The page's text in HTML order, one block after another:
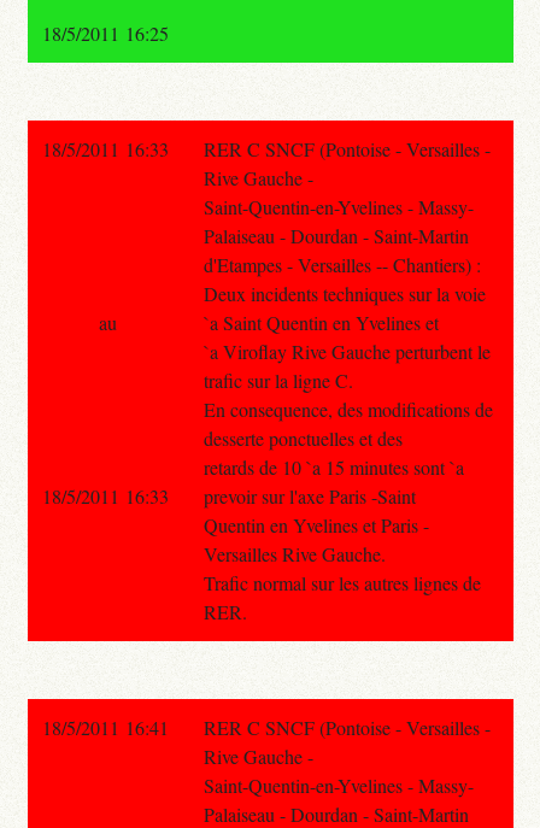
18/5/2011 16:25
18/5/2011 16:33
RER C SNCF (Pontoise - Versailles -
Rive Gauche -
Saint-Quentin-en-Yvelines - Massy-
Palaiseau - Dourdan - Saint-Martin
d'Etampes - Versailles -- Chantiers) :
Deux incidents techniques sur la voie
`a Saint Quentin en Yvelines et
`a Viroflay Rive Gauche perturbent le
trafic sur la ligne C.
En consequence, des modifications de
desserte ponctuelles et des
retards de 10 `a 15 minutes sont `a
prevoir sur l'axe Paris -Saint
Quentin en Yvelines et Paris -
Versailles Rive Gauche.
Trafic normal sur les autres lignes de
RER.
au
18/5/2011 16:33
18/5/2011 16:41
RER C SNCF (Pontoise - Versailles -
Rive Gauche -
Saint-Quentin-en-Yvelines - Massy-
Palaiseau - Dourdan - Saint-Martin